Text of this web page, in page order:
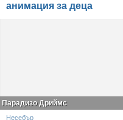
анимация за деца
Парадизо Дриймс
Несебър